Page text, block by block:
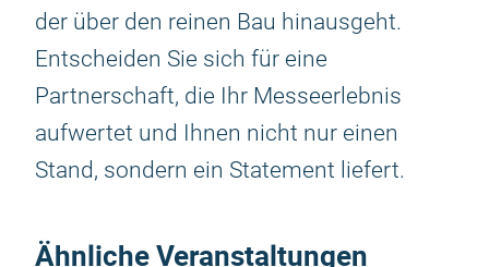
der über den reinen Bau hinausgeht.
Entscheiden Sie sich für eine
Partnerschaft, die Ihr Messeerlebnis
aufwertet und Ihnen nicht nur einen
Stand, sondern ein Statement liefert.
Ähnliche Veranstaltungen